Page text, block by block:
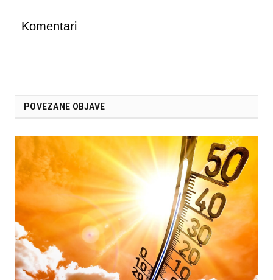
Komentari
POVEZANE OBJAVE